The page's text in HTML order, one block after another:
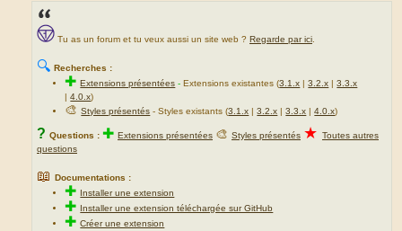
Tu as un forum et tu veux aussi un site web ? Regarde par ici
🔍 Recherches :
✚Extensions présentées -Extensions existantes (3.1.x |3.2.x |3.3.x
|4.0.x)
🎨Styles présentés - Styles existants (3.1.x |3.2.x |3.3.x |4.0.x)
? Questions : ✚ Extensions présentées 🎨 Styles présentés ★ Toutes autres
questions
📖 Documentations :
✚ Installer une extension
✚ Installer une extension téléchargée sur GitHub
✚Créer une extension